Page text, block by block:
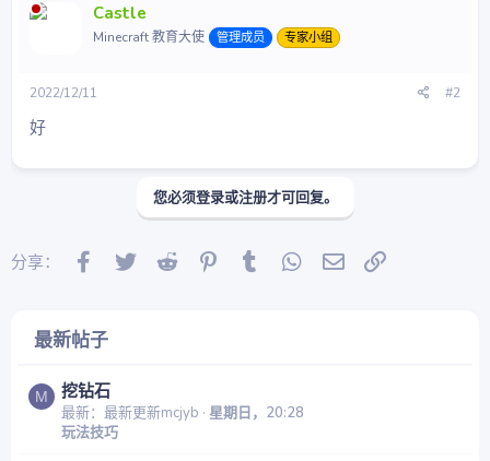
Castle
Minecraft 教育大使 管理成员 专家小组
2022/12/11 #2
好
您必须登录或注册才可回复。
分享： Facebook
Twitter Reddit PinterestTumblr WhatsApp
邮件
最新帖子
M 挖钻石
最新：最新更新mcjyb 星期日，20:28
玩法技巧